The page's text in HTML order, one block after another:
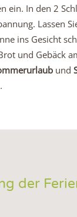
ein. In den 2
Lassen
ins Gesicht
und Gebäck
und
der